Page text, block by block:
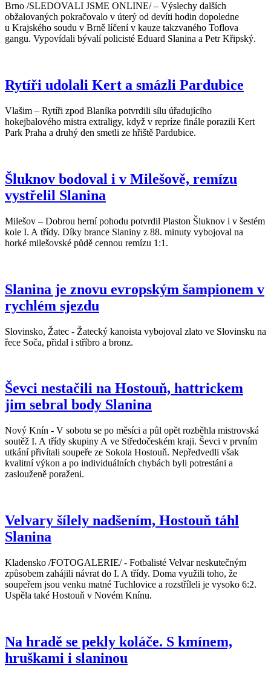
Brno /SLEDOVALI JSME ONLINE/ – Výslechy dalších
obžalovaných pokračovalo v úterý od devíti hodin dopoledne
u Krajského soudu v Brně líčení v kauze takzvaného Toflova
gangu. Vypovídali bývalí policisté Eduard Slanina a Petr Křipský.
Rytíři udolali Kert a smázli Pardubice
Vlašim – Rytíři zpod Blaníka potvrdili sílu úřadujícího
hokejbalového mistra extraligy, když v repríze finále porazili Kert
Park Praha a druhý den smetli ze hřiště Pardubice.
Šluknov bodoval i v Milešově, remízu
vystřelil Slanina
Milešov – Dobrou herní pohodu potvrdil Plaston Šluknov i v šestém
kole I. A třídy. Díky brance Slaniny z 88. minuty vybojoval na
horké milešovské půdě cennou remízu 1:1.
Slanina je znovu evropským šampionem v
rychlém sjezdu
Slovinsko, Žatec - Žatecký kanoista vybojoval zlato ve Slovinsku na
řece Soča, přidal i stříbro a bronz.
Ševci nestačili na Hostouň, hattrickem
jim sebral body Slanina
Nový Knín - V sobotu se po měsíci a půl opět rozběhla mistrovská
soutěž I. A třídy skupiny A ve Středočeském kraji. Ševci v prvním
utkání přivítali soupeře ze Sokola Hostouň. Nepředvedli však
kvalitní výkon a po individuálních chybách byli potrestáni a
zaslouženě poraženi.
Velvary šílely nadšením, Hostouň táhl
Slanina
Kladensko /FOTOGALERIE/ - Fotbalisté Velvar neskutečným
způsobem zahájili návrat do I. A třídy. Doma využili toho, že
soupeřem jsou venku matné Tuchlovice a rozstříleli je vysoko 6:2.
Uspěla také Hostouň v Novém Knínu.
Na hradě se pekly koláče. S kmínem,
hruškami i slaninou